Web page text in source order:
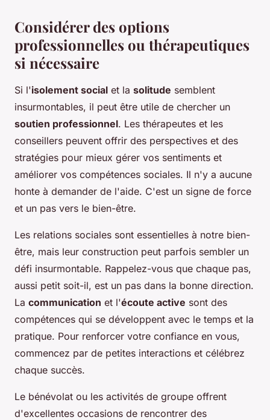
Considérer des options
professionnelles ou thérapeutiques
si nécessaire
Si l'isolement social et la solitude semblent
insurmontables, il peut être utile de chercher un
soutien professionnel. Les thérapeutes et les
conseillers peuvent offrir des perspectives et des
stratégies pour mieux gérer vos sentiments et
améliorer vos compétences sociales. Il n'y a aucune
honte à demander de l'aide. C'est un signe de force
et un pas vers le bien-être.
Les relations sociales sont essentielles à notre bien-
être, mais leur construction peut parfois sembler un
défi insurmontable. Rappelez-vous que chaque pas,
aussi petit soit-il, est un pas dans la bonne direction.
La communication et l'écoute active sont des
compétences qui se développent avec le temps et la
pratique. Pour renforcer votre confiance en vous,
commencez par de petites interactions et célébrez
chaque succès.
Le bénévolat ou les activités de groupe offrent
d'excellentes occasions de rencontrer des